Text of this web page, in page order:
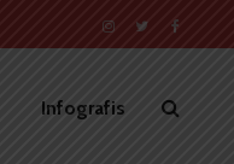
Infografis